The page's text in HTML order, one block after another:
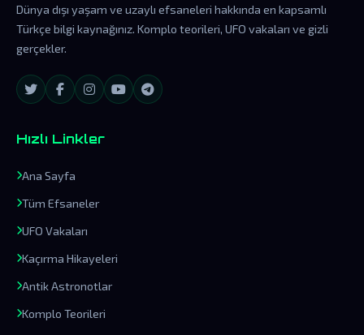
Dünya dışı yaşam ve uzaylı efsaneleri hakkında en kapsamlı
Türkçe bilgi kaynağınız. Komplo teorileri, UFO vakaları ve gizli
gerçekler.
Hızlı Linkler
Ana Sayfa
Tüm Efsaneler
UFO Vakaları
Kaçırma Hikayeleri
Antik Astronotlar
Komplo Teorileri